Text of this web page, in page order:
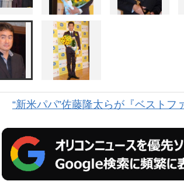
“新米パパ”佐藤隆太らが『ベストフ